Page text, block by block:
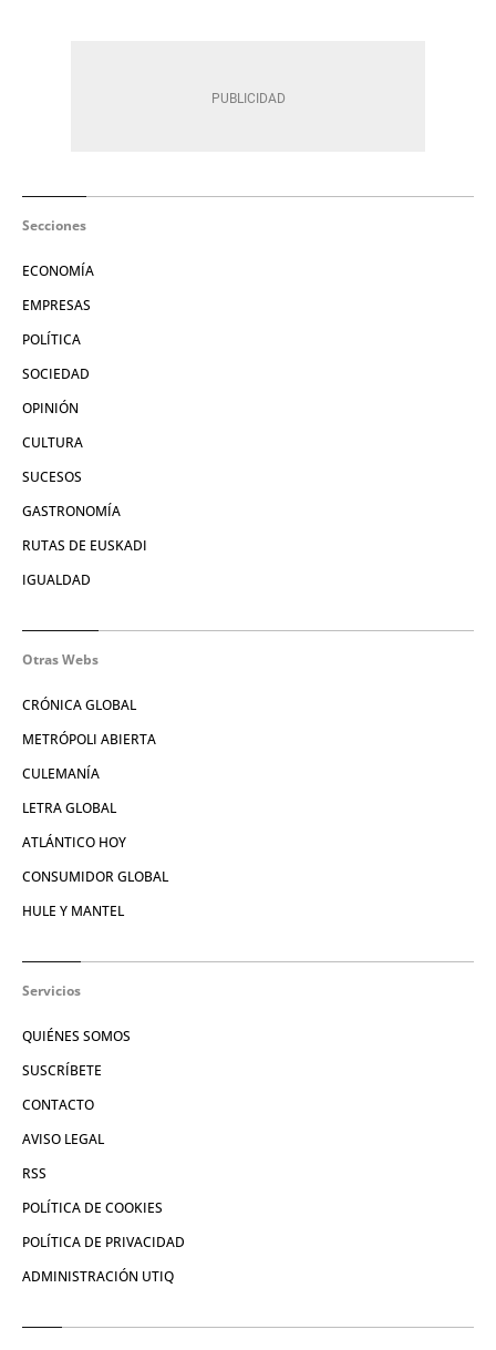
Secciones
ECONOMÍA
EMPRESAS
POLÍTICA
SOCIEDAD
OPINIÓN
CULTURA
SUCESOS
GASTRONOMÍA
RUTAS DE EUSKADI
IGUALDAD
Otras Webs
CRÓNICA GLOBAL
METRÓPOLI ABIERTA
CULEMANÍA
LETRA GLOBAL
ATLÁNTICO HOY
CONSUMIDOR GLOBAL
HULE Y MANTEL
Servicios
QUIÉNES SOMOS
SUSCRÍBETE
CONTACTO
AVISO LEGAL
RSS
POLÍTICA DE COOKIES
POLÍTICA DE PRIVACIDAD
ADMINISTRACIÓN UTIQ